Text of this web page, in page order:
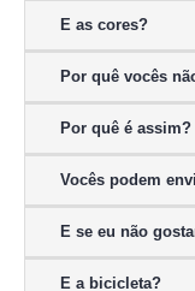
E as cores?
Por quê vocês
Por quê é assim?
Vocês podem
E se eu não
E a bicicleta?